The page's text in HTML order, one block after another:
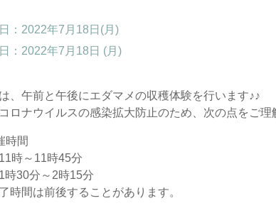
：2022年7月18日(月)
： 2022年7月18日 (月)
、午前と午後にエダマメの収穫体験を行います♪♪
ロナウイルスの感染拡大防止のため、次の点をご
時間
時～11時45分
時30分～2時15分
時間は前後することがあります。